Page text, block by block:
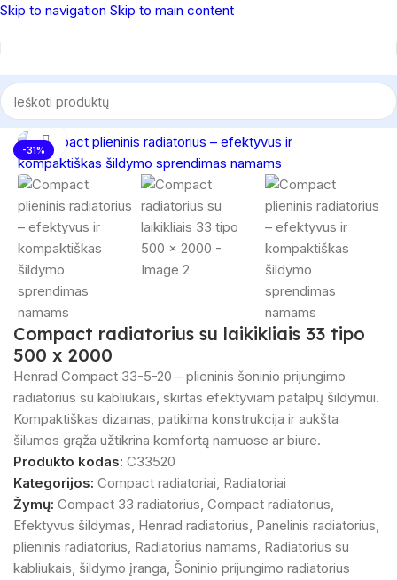
Skip to navigation Skip to main content
Pradžia/Radiatoriai/Compact radiatoriai
-31%
Spustelėkite, norėdami padidinti
Compact radiatorius su laikikliais 33 tipo
500 x 2000
Henrad Compact 33-5-20 – plieninis šoninio prijungimo
radiatorius su kabliukais, skirtas efektyviam patalpų šildymui.
Kompaktiškas dizainas, patikima konstrukcija ir aukšta
šilumos grąža užtikrina komfortą namuose ar biure.
Produkto kodas: C33520
Kategorijos: Compact radiatoriai, Radiatoriai
Žymų: Compact 33 radiatorius, Compact radiatorius,
Efektyvus šildymas, Henrad radiatorius, Panelinis radiatorius,
plieninis radiatorius, Radiatorius namams, Radiatorius su
kabliukais, šildymo įranga, Šoninio prijungimo radiatorius